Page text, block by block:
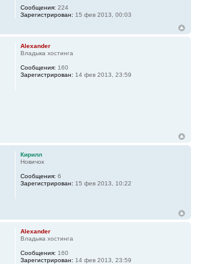
Сообщения: 224
Зарегистрирован: 15 фев 2013, 00:03
Alexander
Владыка хостинга
Сообщения: 160
Зарегистрирован: 14 фев 2013, 23:59
Кирилл
Новичок
Сообщения: 6
Зарегистрирован: 15 фев 2013, 10:22
Alexander
Владыка хостинга
Сообщения: 160
Зарегистрирован: 14 фев 2013, 23:59